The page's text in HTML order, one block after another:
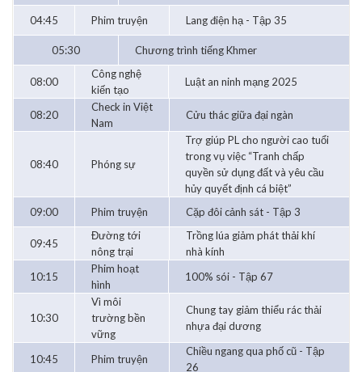
04:45 Phim truyện Lang điện hạ - Tập 35
05:30 Chương trình tiếng Khmer
08:00
Công nghệ
kiến tạo
Luật an ninh mạng 2025
08:20
Check in Việt
Nam
Cửu thác giữa đại ngàn
08:40 Phóng sự
Trợ giúp PL cho người cao tuổi
trong vụ việc “Tranh chấp
quyền sử dụng đất và yêu cầu
hủy quyết định cá biệt”
09:00
Phim truyện Cặp đôi cảnh sát - Tập 3
09:45
Đường tới
nông trại
Trồng lúa giảm phát thải khí
nhà kính
10:15
Phim hoạt
hình
100% sói - Tập 67
10:30
Vì môi
trường bền
vững
Chung tay giảm thiểu rác thải
nhựa đại dương
10:45 Phim truyện
Chiều ngang qua phố cũ - Tập
26